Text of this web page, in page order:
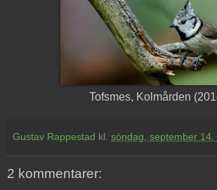
Tofsmes, Kolmården
Gustav Rappestad kl. söndag, september 14,
2 kommentarer: